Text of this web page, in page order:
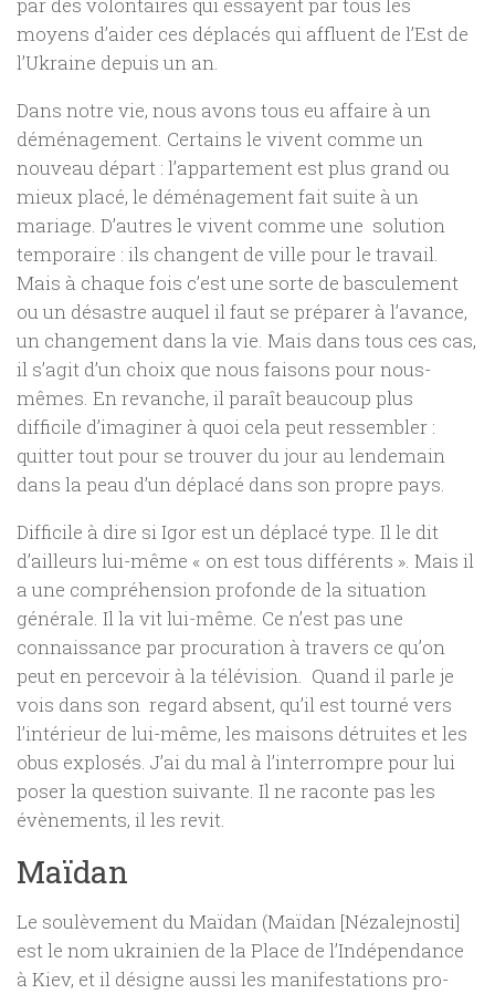
par des volontaires qui essayent par tous les
moyens d’aider ces déplacés qui affluent de l’Est de
l’Ukraine depuis un an.
Dans notre vie, nous avons tous eu affaire à un
déménagement. Certains le vivent comme un
nouveau départ : l’appartement est plus grand ou
mieux placé, le déménagement fait suite à un
mariage. D’autres le vivent comme une solution
temporaire : ils changent de ville pour le travail.
Mais à chaque fois c’est une sorte de basculement
ou un désastre auquel il faut se préparer à l’avance,
un changement dans la vie. Mais dans tous ces cas,
il s’agit d’un choix que nous faisons pour nous-
mêmes. En revanche, il paraît beaucoup plus
difficile d’imaginer à quoi cela peut ressembler :
quitter tout pour se trouver du jour au lendemain
dans la peau d’un déplacé dans son propre pays.
Difficile à dire si Igor est un déplacé type. Il le dit
d’ailleurs lui-même « on est tous différents ». Mais il
a une compréhension profonde de la situation
générale. Il la vit lui-même. Ce n’est pas une
connaissance par procuration à travers ce qu’on
peut en percevoir à la télévision. Quand il parle je
vois dans son regard absent, qu’il est tourné vers
l’intérieur de lui-même, les maisons détruites et les
obus explosés. J’ai du mal à l’interrompre pour lui
poser la question suivante. Il ne raconte pas les
évènements, il les revit.
Maïdan
Le soulèvement du Maïdan (Maïdan [Nézalejnosti]
est le nom ukrainien de la Place de l’Indépendance
à Kiev, et il désigne aussi les manifestations pro-